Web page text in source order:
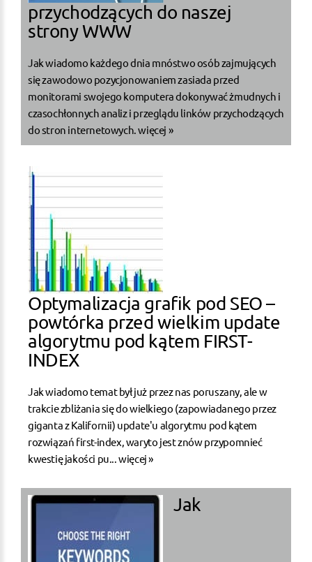
przychodzących do naszej
strony WWW
Jak wiadomo każdego dnia mnóstwo osób zajmujących
się zawodowo pozycjonowaniem zasiada przed
monitorami swojego komputera dokonywać żmudnych i
czasochłonnych analiz i przeglądu linków przychodzących
do stron internetowych.więcej »
Optymalizacja grafik pod SEO –
powtórka przed wielkim update
algorytmu pod kątem FIRST-
INDEX
Jak wiadomo temat był już przez nas poruszany, ale w
trakcie zbliżania się do wielkiego (zapowiadanego przez
giganta z Kalifornii) update'u algorytmu pod kątem
rozwiązań first-index, waryto jest znów przypomnieć
kwestię jakości pu...więcej »
Jak